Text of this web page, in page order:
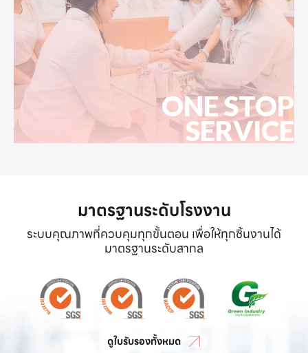
ONE STOP
SERVICE
มาตรฐานระดับโรงงาน
ระบบคุณภาพที่ควบคุมทุกขั้นตอน เพื่อให้ทุกชิ้นงานได้
มาตรฐานระดับสากล
ดูใบรับรองทั้งหมด